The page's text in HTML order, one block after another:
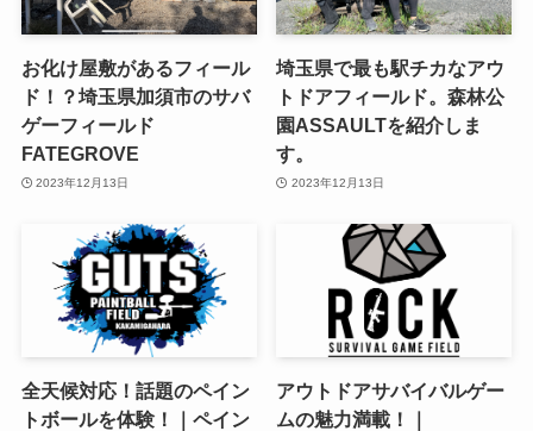
お化け屋敷があるフィール
ド！？埼玉県加須市のサバ
ゲーフィールド
FATEGROVE
2023年12月13日
埼玉県で最も駅チカなアウ
トドアフィールド。森林公
園ASSAULTを紹介しま
す。
2023年12月13日
全天候対応！話題のペイン
トボールを体験！｜ペイン
アウトドアサバイバルゲー
ムの魅力満載！｜